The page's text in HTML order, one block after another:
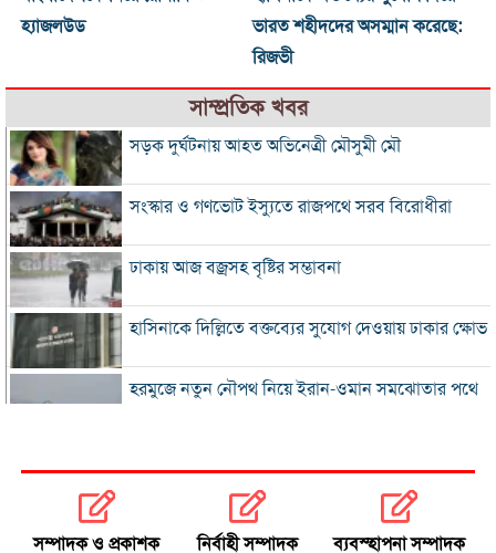
হ্যাজলউড
ভারত শহীদদের অসম্মান করেছে:
রিজভী
সাম্প্রতিক খবর
সড়ক দুর্ঘটনায় আহত অভিনেত্রী মৌসুমী মৌ
সংস্কার ও গণভোট ইস্যুতে রাজপথে সরব বিরোধীরা
ঢাকায় আজ বজ্রসহ বৃষ্টির সম্ভাবনা
হাসিনাকে দিল্লিতে বক্তব্যের সুযোগ দেওয়ায় ঢাকার ক্ষোভ
হরমুজে নতুন নৌপথ নিয়ে ইরান-ওমান সমঝোতার পথে
ভুল স্বীকার করে ক্ষমা চাইল ফিফা
সম্পাদক ও প্রকাশক
নির্বাহী সম্পাদক ব্যবস্হাপনা সম্পাদক